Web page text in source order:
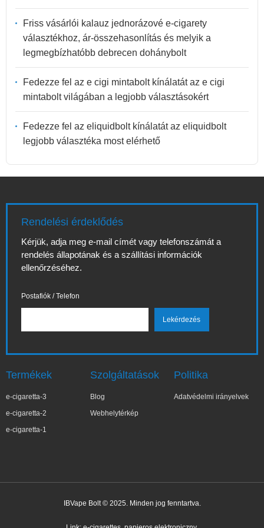
Friss vásárlói kalauz jednorázové e-cigarety
választékhoz, ár-összehasonlítás és melyik a
legmegbízhatóbb debrecen dohánybolt
Fedezze fel az e cigi mintabolt kínálatát az e cigi
mintabolt világában a legjobb választásokért
Fedezze fel az eliquidbolt kínálatát az eliquidbolt
legjobb választéka most elérhető
Rendelési érdeklődés
Kérjük, adja meg e-mail címét vagy telefonszámát a
rendelés állapotának és a szállítási információk
ellenőrzéséhez.
Postafiók / Telefon
Termékek
e-cigaretta-3
e-cigaretta-2
e-cigaretta-1
Szolgáltatások
Blog
Webhelytérkép
Politika
Adatvédelmi irányelvek
IBVape Bolt © 2025. Minden jog fenntartva.
✕
Bar***ra